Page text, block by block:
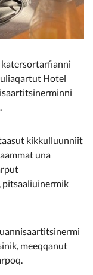
Hotel
kikkulluunniit
una
pitsaaliuinermik
meeqqanut